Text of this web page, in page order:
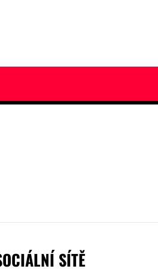
SÍTĚ